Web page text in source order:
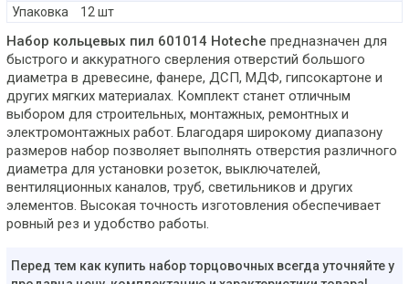
Упаковка
12 шт
Набор кольцевых пил 601014 Hoteche предназначен для
быстрого и аккуратного сверления отверстий большого
диаметра в древесине, фанере, ДСП, МДФ, гипсокартоне и
других мягких материалах. Комплект станет отличным
выбором для строительных, монтажных, ремонтных и
электромонтажных работ. Благодаря широкому диапазону
размеров набор позволяет выполнять отверстия различного
диаметра для установки розеток, выключателей,
вентиляционных каналов, труб, светильников и других
элементов. Высокая точность изготовления обеспечивает
ровный рез и удобство работы.
Перед тем как купить набор торцовочных всегда уточняйте у